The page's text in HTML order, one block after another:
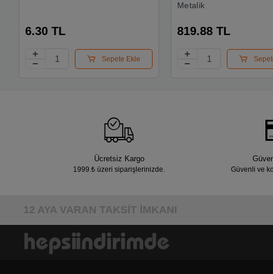
6.30 TL
Sepete Ekle
Metalik
819.88 TL
Ücretsiz Kargo
1999.₺ üzeri siparişlerinizde. Güvenli ve
12 AYA VARAN TAKSİT İMKANI